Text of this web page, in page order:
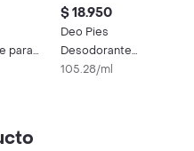
para
Aerosol
$ 18.950
Deo Pies
Desodorante
Antibacterial en
105.28/ml